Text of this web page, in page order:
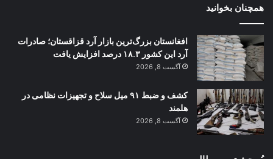
همچنان بخوانید
افغانستان بزرگ‌ترین بازار آرد قزاقستان؛ صادرات
آرد این کشور ۱۸.۳ درصد افزایش یافت
آگست 8, 2026
کشف و ضبط ۹۱ میل سلاح و تجهیزات نظامی در
هلمند
آگست 8, 2026